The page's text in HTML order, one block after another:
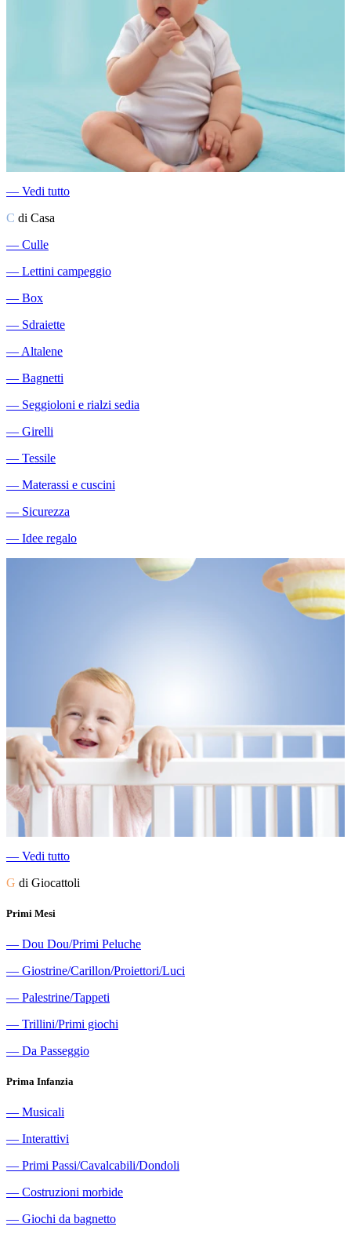
― Vedi tutto
C di Casa
― Culle
― Lettini campeggio
― Box
― Sdraiette
―Altalene
― Bagnetti
― Seggioloni e rialzi sedia
― Girelli
― Tessile
― Materassi e cuscini
― Sicurezza
― Idee regalo
― Vedi tutto
G di Giocattoli
Primi Mesi
― Dou Dou/Primi Peluche
― Giostrine/Carillon/Proiettori/Luci
― Palestrine/Tappeti
― Trillini/Primi giochi
― Da Passeggio
Prima Infanzia
― Musicali
― Interattivi
― Primi Passi/Cavalcabili/Dondoli
― Costruzioni morbide
― Giochi da bagnetto